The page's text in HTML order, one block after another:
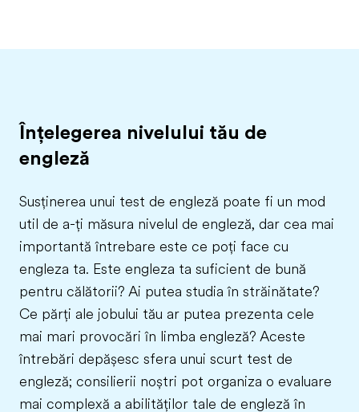
Înțelegerea nivelului tău de
engleză
Susținerea unui test de engleză poate fi un mod
util de a-ți măsura nivelul de engleză, dar cea mai
importantă întrebare este ce poți face cu
engleza ta. Este engleza ta suficient de bună
pentru călătorii? Ai putea studia în străinătate?
Ce părți ale jobului tău ar putea prezenta cele
mai mari provocări în limba engleză? Aceste
întrebări depășesc sfera unui scurt test de
engleză; consilierii noștri pot organiza o evaluare
mai complexă a abilităților tale de engleză în